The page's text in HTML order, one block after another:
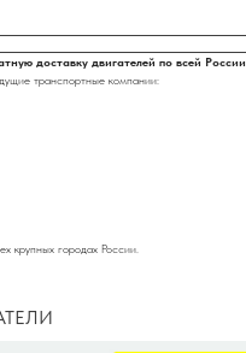
доставку двигателей по всей России
транспортные компании:
крупных городах России.